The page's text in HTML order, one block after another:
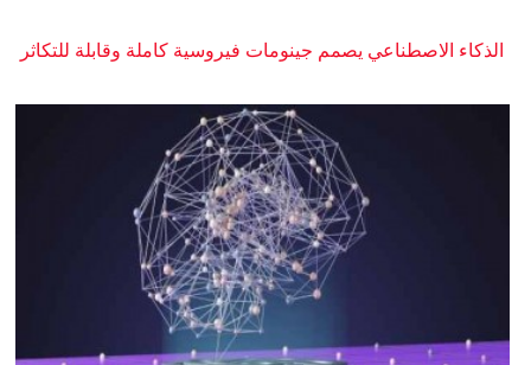
الذكاء الاصطناعي يصمم جينومات فيروسية كاملة وقابلة للتكاثر